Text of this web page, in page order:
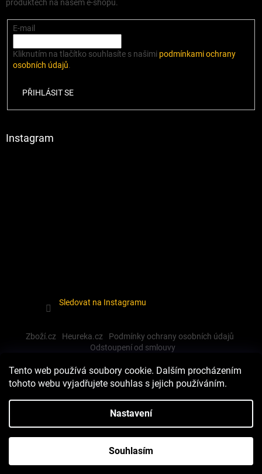
Tento web používá soubory cookie. Dalším procházením
tohoto webu vyjadřujete souhlas s jejich používáním.
Nastavení
Souhlasím
produktech na našem e-shopu.
E-mail
Kliknutím na tlačítko souhlasíte s našimi podmínkami ochrany
osobních údajů.
PŘIHLÁSIT SE
Instagram
Sledovat na Instagramu
Zboží.cz Heureka.cz
Podmínky ochrany osobních údajů
Odstoupení od smlouvy
Upravit nastavení cookies